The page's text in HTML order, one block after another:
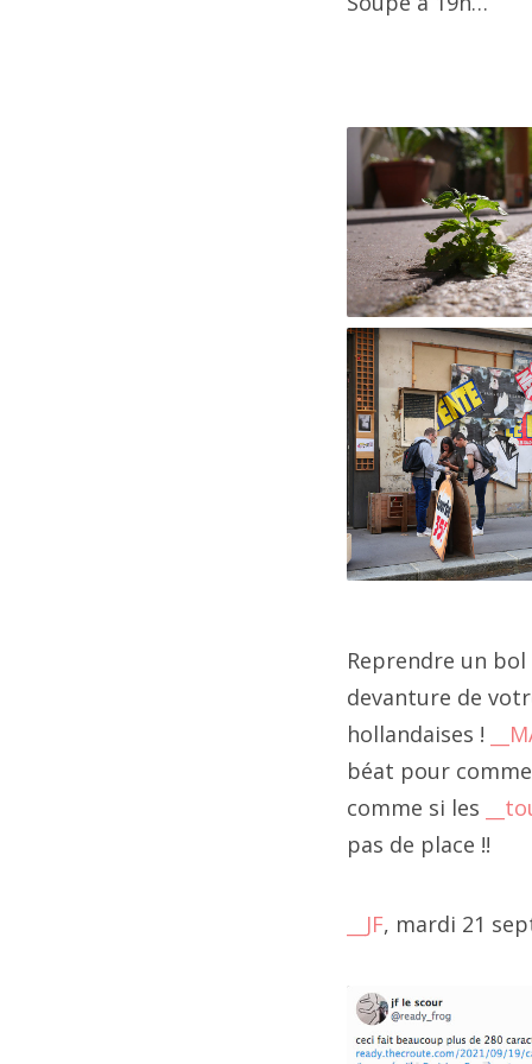
Reprendre un
devanture de
hollandaises !
béat pour
comme si les
pas de place !!
__JF, mardi 21
11
et